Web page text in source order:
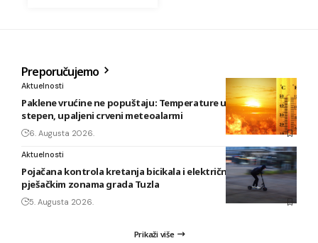
Preporučujemo
Aktuelnosti
Paklene vrućine ne popuštaju: Temperature u BiH i do 41
stepen, upaljeni crveni meteoalarmi
6. Augusta 2026.
Aktuelnosti
Pojačana kontrola kretanja bicikala i električnih romobila u
pješačkim zonama grada Tuzla
5. Augusta 2026.
Prikaži više